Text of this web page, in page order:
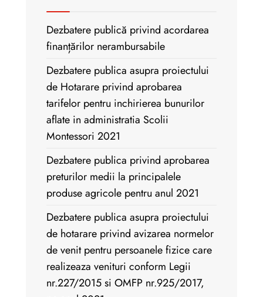
Dezbatere publică privind acordarea
finanțărilor nerambursabile
Dezbatere publica asupra proiectului
de Hotarare privind aprobarea
tarifelor pentru inchirierea bunurilor
aflate in administratia Scolii
Montessori 2021
Dezbatere publica privind aprobarea
preturilor medii la principalele
produse agricole pentru anul 2021
Dezbatere publica asupra proiectului
de hotarare privind avizarea normelor
de venit pentru persoanele fizice care
realizeaza venituri conform Legii
nr.227/2015 si OMFP nr.925/2017,